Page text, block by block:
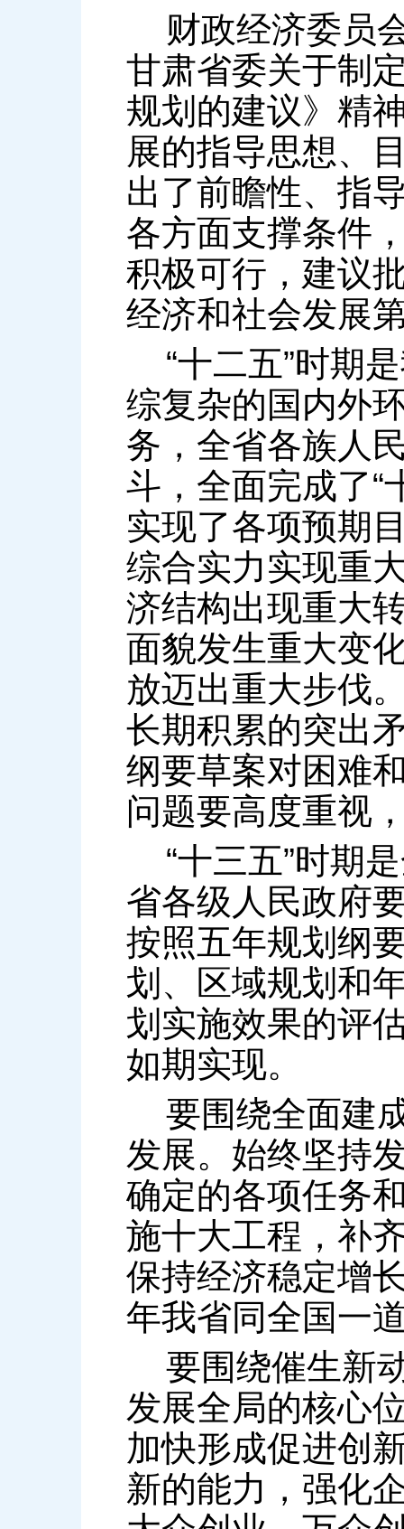
财政经济委员
甘肃省委关于制
规划的建议》精
展的指导思想、
出了前瞻性、指
各方面支撑条件
积极可行，建议
经济和社会发展
“十二五”时期
综复杂的国内外
务，全省各族人
斗，全面完成了“
实现了各项预期
综合实力实现重
济结构出现重大
面貌发生重大变
放迈出重大步伐
长期积累的突出
纲要草案对困难
问题要高度重视
“十三五”时期
省各级人民政府
按照五年规划纲
划、区域规划和
划实施效果的评
如期实现。
要围绕全面建
发展。始终坚持
确定的各项任务
施十大工程，补
保持经济稳定增
年我省同全国一
要围绕催生新
发展全局的核心
加快形成促进创
新的能力，强化